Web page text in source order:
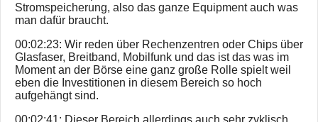
Stromspeicherung, also das ganze Equipment auch was
man dafür braucht.
00:02:23: Wir reden über Rechenzentren oder Chips über
Glasfaser, Breitband, Mobilfunk und das ist das was im
Moment an der Börse eine ganz große Rolle spielt weil
eben die Investitionen in diesem Bereich so hoch
aufgehängt sind.
00:02:41: Dieser Bereich allerdings auch sehr zyklisch.